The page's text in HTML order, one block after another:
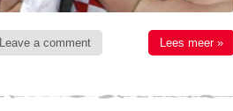
Leave a comment Lees meer »